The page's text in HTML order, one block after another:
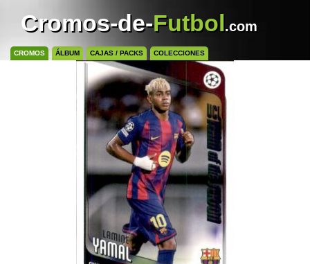
Cromos-de-Futbol.com
CROMOS ÁLBUM CAJAS / PACKS COLECCIONES